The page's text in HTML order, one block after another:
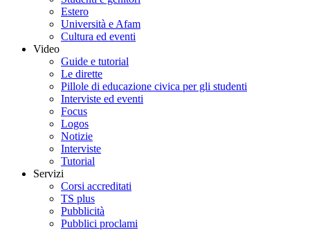
Estero
Università e Afam
Cultura ed eventi
Video
Guide e tutorial
Le dirette
Pillole di educazione civica per gli studenti
Interviste ed eventi
Focus
Logos
Notizie
Interviste
Tutorial
Servizi
Corsi accreditati
TS plus
Pubblicità
Pubblici proclami